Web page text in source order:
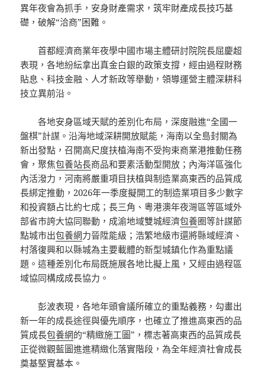
異年夜會為抓手，安身財產需求，筑牢財產成長技巧基
礎，破解“洽商”困難。
首都經濟商業年夜學中國市場主體研討院院長屈慶超
表現，各地紛紜拿出真金白銀的政策支撐，經由過程財務
貼息、科技金融、人才新政等舉動，領導運營主體深耕科
技立異前沿。
各地安身區域天賦的差別化布局，深度融進“全國一
盤棋”計謀。沿海地域深耕開放賦能，海南以全島封關為
新出發點，召開高尺度扶植海南不受拘束商業港推動任務
會，聚焦包養站長商品和要素活動型開放；內海洋區強化
內活潑力，河南將嚴重項目扶植與制造業高東西的品質成
長綁定推動，2026年一季度擬開工的制造業項目多少數字
和投資額占比約七成；長三角、粵港澳年夜灣區等區域外
部省市誇大協同聯動，成渝地域雙城經濟包養圈等計謀節
點城市出包養網力晉陞能級；浩繁地級市還將縣域經濟、
村落復興和以縣城為主要載體的新型城鎮化作為重點議
題。這種差別化布局既施展各地比擬上風，又經由過程區
域協同構成成長協力。
彭波表現，各地年頭會議所確立的重點義務，勾畫出
新一年的成長途徑與優先順序，也確立了推進高東西的品
質成長包養網的“精緻施工圖”，標志著高東西的品質成長
正從微觀藍圖進進精緻化落實階段，為全年經濟社會成長
奠基堅實基本。